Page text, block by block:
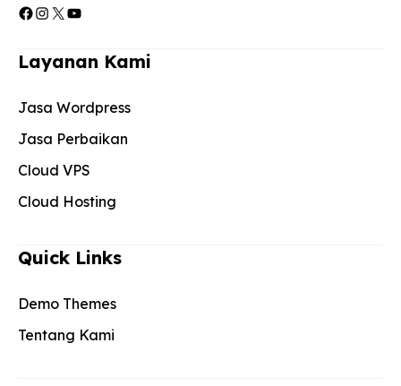
Facebook
Instagram
X YouTube
Layanan Kami
Jasa Wordpress
Jasa Perbaikan
Cloud VPS
Cloud Hosting
Quick Links
Demo Themes
Tentang Kami